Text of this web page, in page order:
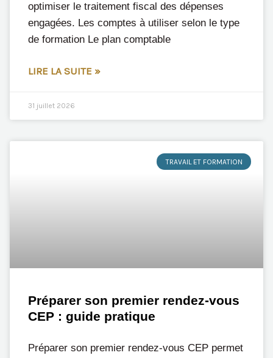
optimiser le traitement fiscal des dépenses
engagées. Les comptes à utiliser selon le type
de formation Le plan comptable
LIRE LA SUITE »
31 juillet 2026
TRAVAIL ET FORMATION
Préparer son premier rendez-vous
CEP : guide pratique
Préparer son premier rendez-vous CEP permet